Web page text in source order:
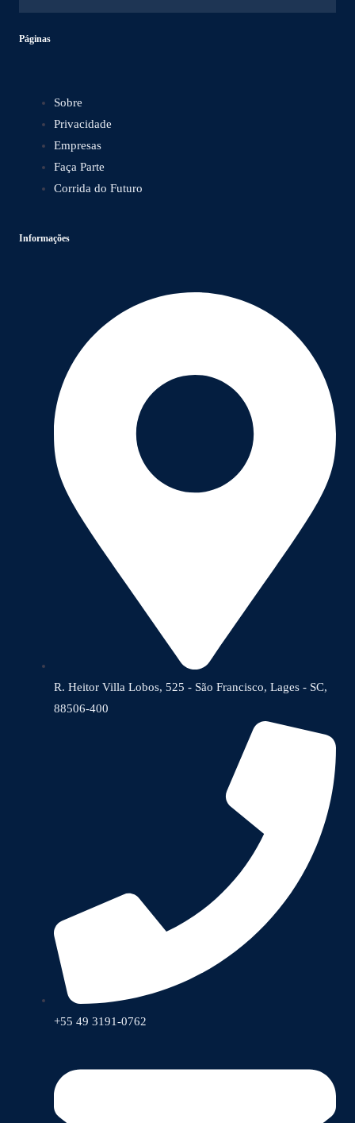
Páginas
Sobre
Privacidade
Empresas
Faça Parte
Corrida do Futuro
Informações
R. Heitor Villa Lobos, 525 - São Francisco, Lages - SC,
88506-400
+55 49 3191-0762